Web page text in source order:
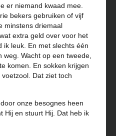
er niemand kwaad mee.
bekers gebruiken of vijf
minstens driemaal
extra geld over voor het
ik leuk. En met slechts één
Wacht op een tweede,
komen. En sokken krijgen
Dat ziet toch
onze besognes heen
Hij en stuurt Hij. Dat heb ik